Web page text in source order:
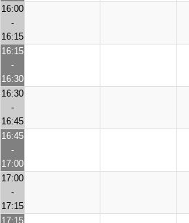
16:00
-
16:15
16:15
-
16:30
16:30
-
16:45
16:45
-
17:00
17:00
-
17:15
17:15